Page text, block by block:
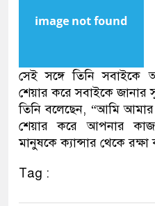
সেই সঙ্গে তিনি
শেয়ার করে সবাইকে জানার
তিনি বলেছেন, “আমি
শেয়ার করে আপনার
মানুষকে ক্যান্সার থেকে
Tag :